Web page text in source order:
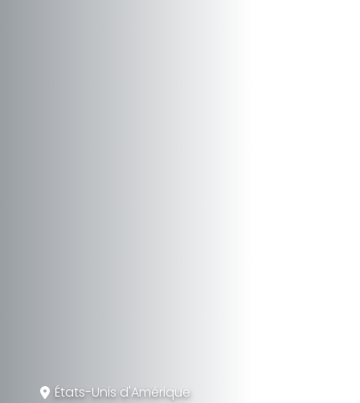
États-Unis d'Amérique